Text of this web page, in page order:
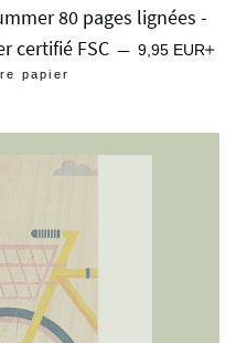
80 pages lignées -
certifié FSC — Prix régulier
9,95 EUR
papier